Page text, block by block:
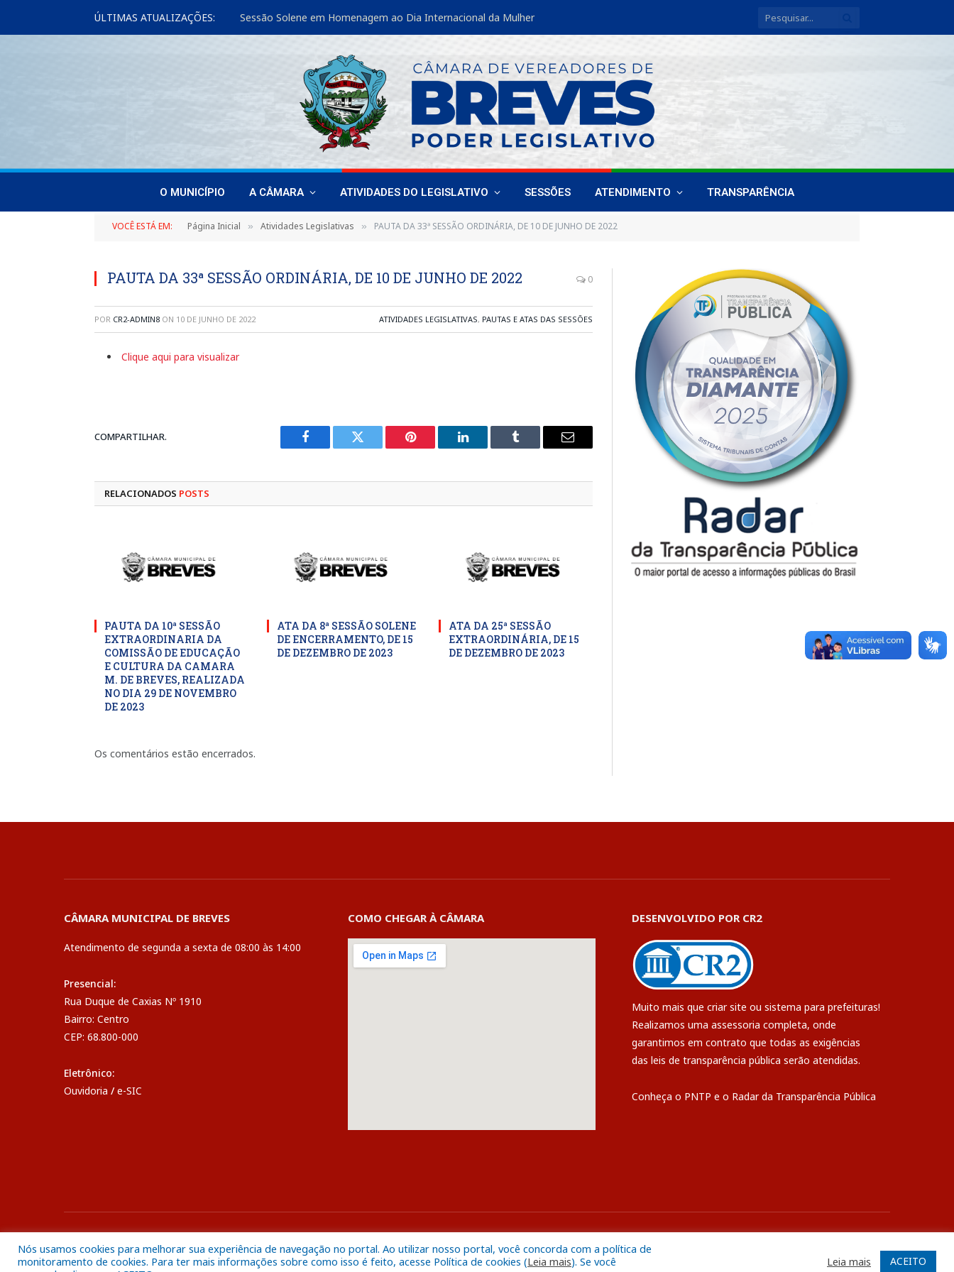
ÚLTIMAS ATUALIZAÇÕES: Sessão Solene em Homenagem ao Dia Internacional da Mulher
O MUNICÍPIO A CÂMARA ATIVIDADES DO LEGISLATIVO SESSÕES ATENDIMENTO TRANSPARÊNCIA
VOCÊ ESTÁ EM: Página Inicial » Atividades Legislativas » PAUTA DA 33ª SESSÃO ORDINÁRIA, DE 10 DE JUNHO DE 2022
PAUTA DA 33ª SESSÃO ORDINÁRIA, DE 10 DE JUNHO DE 2022 0
POR CR2-ADMIN8 ON 10 DE JUNHO DE 2022 ATIVIDADES LEGISLATIVAS, PAUTAS E ATAS DAS SESSÕES
Clique aqui para visualizar
COMPARTILHAR.
Facebook Twitter Pinterest LinkedIn Tumblr
E-
RELACIONADOS POSTS
PAUTA DA 10ª SESSÃO
EXTRAORDINARIA DA
COMISSÃO DE EDUCAÇÃO
E CULTURA DA CAMARA
M. DE BREVES, REALIZADA
NO DIA 29 DE NOVEMBRO
DE 2023
ATA DA 8ª SESSÃO SOLENE
DE ENCERRAMENTO, DE 15
DE DEZEMBRO DE 2023
ATA DA 25ª SESSÃO
EXTRAORDINÁRIA, DE 15
DE DEZEMBRO DE 2023
Os comentários estão encerrados.
CÂMARA MUNICIPAL DE BREVES
Atendimento de segunda a sexta de 08:00 às 14:00
Presencial:
Rua Duque de Caxias Nº 1910
Bairro: Centro
CEP: 68.800-000
Eletrônico:
Ouvidoria / e-SIC
COMO CHEGAR À CÂMARA DESENVOLVIDO POR CR2
Muito mais que criar site ou sistema para prefeituras!
Realizamos uma assessoria completa, onde
garantimos em contrato que todas as exigências
das leis de transparência pública serão atendidas.
Conheça o PNTP e o Radar da Transparência Pública
Nós usamos cookies para melhorar sua experiência de navegação no portal. Ao utilizar nosso portal, você concorda com a política de
monitoramento de cookies. Para ter mais informações sobre como isso é feito, acesse Política de cookies (Leia mais). Se você
Leia mais ACEITO